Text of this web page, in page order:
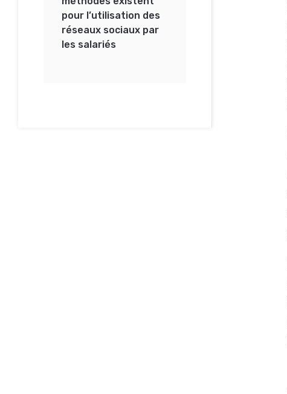
pour l’utilisation des
réseaux sociaux par
les salariés